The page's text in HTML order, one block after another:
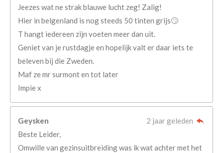
Jeezes wat ne strak blauwe lucht zeg! Zalig!
Hier in belgenland is nog steeds 50 tinten grijs🙄
T hangt iedereen zijn voeten meer dan uit.
Geniet van je rustdagje en hopelijk valt er daar iets te
beleven bij die Zweden.
Maf ze mr surmont en tot later
Impie x
Geysken
2 jaar geleden
Beste Leider,
Omwille van gezinsuitbreiding was ik wat achter met het